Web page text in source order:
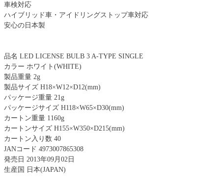
車検対応
ハイブリッド車・アイドリングストップ車対応
安心の日本製
品名 LED LICENSE BULB 3 A-TYPE SINGLE
カラー ホワイト(WHITE)
製品重量 2g
製品サイズ H18×W12×D12(mm)
パッケージ重量 21g
パッケージサイズ H118×W65×D30(mm)
カートン重量 1160g
カートンサイズ H155×W350×D215(mm)
カートン入り数 40
JANコード 4973007865308
発売日 2013年09月02日
生産国 日本(JAPAN)